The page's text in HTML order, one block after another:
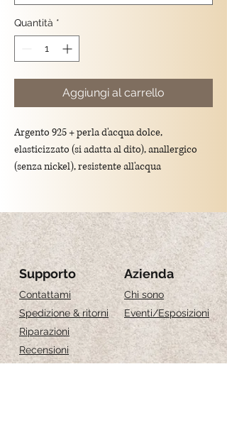
Quantità *
Aggiungi al carrello
Argento 925 + perla d'acqua dolce,
elasticizzato (si adatta al dito), anallergico
(senza nickel), resistente all'acqua
potrebbe non essere esattamente come
in foto, ci può essere una leggera
differenza di tonalità
Grandezza:Guida alle taglie
S Misura 13-15
M Misura 16-18
Supporto
Contattami
Spedizione & ritorni
Riparazioni
Recensioni
Azienda
Chi sono
Eventi/Esposizioni